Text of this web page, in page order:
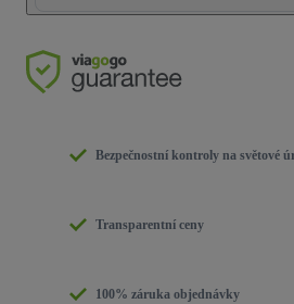
Bezpečnostní kontroly na světové
Transparentní ceny
100% záruka objednávky